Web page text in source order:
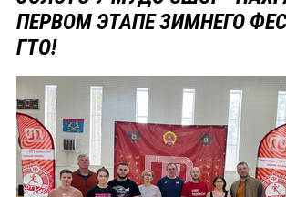
ПЕРВОМ ЭТАПЕ ЗИМНЕГО
ГТО!